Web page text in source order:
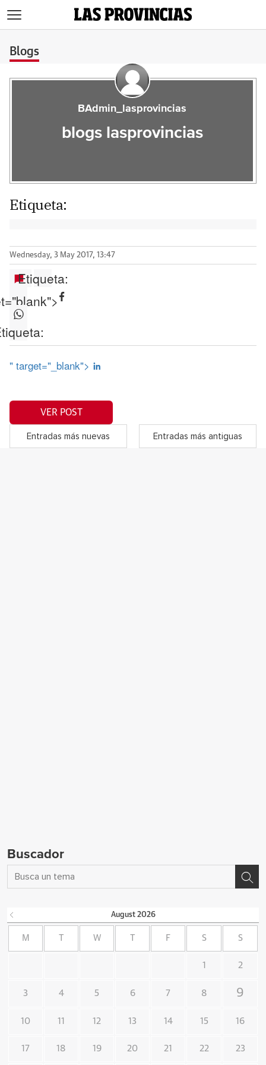
Blogs
BAdmin_lasprovincias
blogs lasprovincias
Etiqueta:
Wednesday, 3 May 2017, 13:47
Etiqueta:
" target="_blank">
VER POST
Entradas más nuevas Entradas más antiguas
Buscador
August 2026
M W F S S
1 2
3 4 5 6 7 8 9
10 11 12 13 14 15 16
17 18 19 20 21 22 23